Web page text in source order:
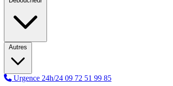
Autres
Urgence 24h/24 09 72 51 99 85